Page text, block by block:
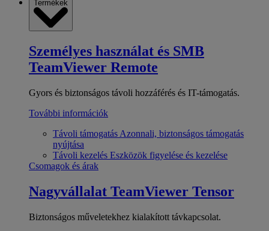
Termékek
Személyes használat és SMB
TeamViewer Remote
Gyors és biztonságos távoli hozzáférés és IT-támogatás.
További információk
Távoli támogatás Azonnali, biztonságos támogatás
nyújtása
Távoli kezelés Eszközök figyelése és kezelése
Csomagok és árak
Nagyvállalat TeamViewer Tensor
Biztonságos műveletekhez kialakított távkapcsolat.